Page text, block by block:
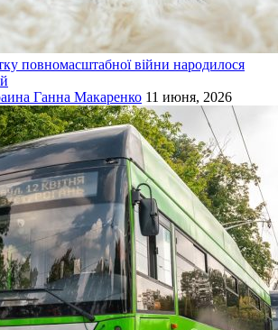
повномасштабної війни народилося
Ганна Макаренко 11 июня, 2026